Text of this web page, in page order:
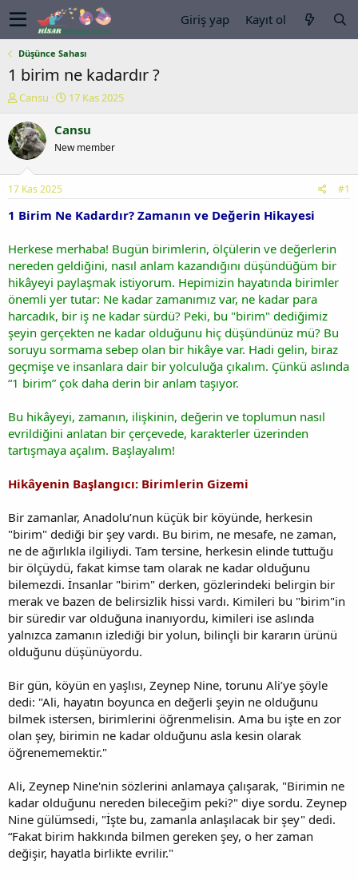
Giriş yap Kayıt ol
Düşünce Sahası
1 birim ne kadardır ?
K
n
u
y
b
a
ş
t
a
n
Cansu
B
ş
a
ç
r
i
h
17 Kas 2025
Cansu
New member
17 Kas 2025 #1
1 Birim Ne Kadardır? Zamanın ve Değerin Hikayesi
Herkese merhaba! Bugün birimlerin, ölçülerin ve değerlerin
nereden geldiğini, nasıl anlam kazandığını düşündüğüm bir
hikâyeyi paylaşmak istiyorum. Hepimizin hayatında birimler
önemli yer tutar: Ne kadar zamanımız var, ne kadar para
harcadık, bir iş ne kadar sürdü? Peki, bu "birim" dediğimiz
şeyin gerçekten ne kadar olduğunu hiç düşündünüz mü? Bu
soruyu sormama sebep olan bir hikâye var. Hadi gelin, biraz
geçmişe ve insanlara dair bir yolculuğa çıkalım. Çünkü aslında
“1 birim” çok daha derin bir anlam taşıyor.
Bu hikâyeyi, zamanın, ilişkinin, değerin ve toplumun nasıl
evrildiğini anlatan bir çerçevede, karakterler üzerinden
tartışmaya açalım. Başlayalım!
Hikâyenin Başlangıcı: Birimlerin Gizemi
Bir zamanlar, Anadolu’nun küçük bir köyünde, herkesin
"birim" dediği bir şey vardı. Bu birim, ne mesafe, ne zaman,
ne de ağırlıkla ilgiliydi. Tam tersine, herkesin elinde tuttuğu
bir ölçüydü, fakat kimse tam olarak ne kadar olduğunu
bilemezdi. İnsanlar "birim" derken, gözlerindeki belirgin bir
merak ve bazen de belirsizlik hissi vardı. Kimileri bu "birim"in
bir süredir var olduğuna inanıyordu, kimileri ise aslında
yalnızca zamanın izlediği bir yolun, bilinçli bir kararın ürünü
olduğunu düşünüyordu.
Bir gün, köyün en yaşlısı, Zeynep Nine, torunu Ali’ye şöyle
dedi: "Ali, hayatın boyunca en değerli şeyin ne olduğunu
bilmek istersen, birimlerini öğrenmelisin. Ama bu işte en zor
olan şey, birimin ne kadar olduğunu asla kesin olarak
öğrenememektir."
Ali, Zeynep Nine'nin sözlerini anlamaya çalışarak, "Birimin ne
kadar olduğunu nereden bileceğim peki?" diye sordu. Zeynep
Nine gülümsedi, "İşte bu, zamanla anlaşılacak bir şey" dedi.
“Fakat birim hakkında bilmen gereken şey, o her zaman
değişir, hayatla birlikte evrilir."